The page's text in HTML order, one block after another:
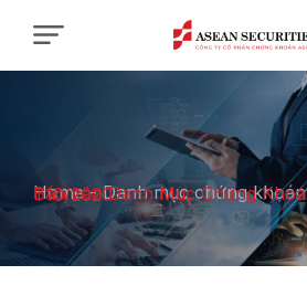
Home-Danh mục chứng khoán
Báo cáo Danh Mục Chứng Khoán Ký Quỹ T10/2020